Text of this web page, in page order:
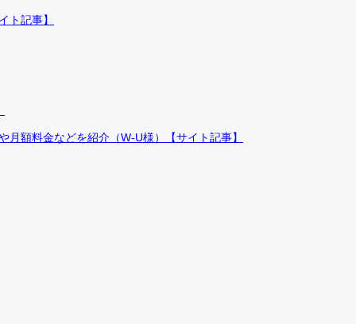
ト記事】
額料金などを紹介（W-U様）【サイト記事】